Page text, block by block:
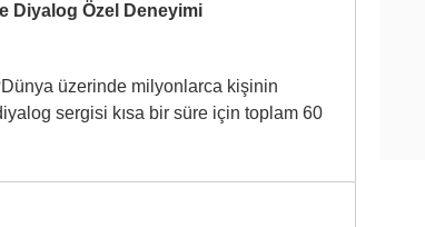
Diyalog Özel Deneyimi
üzerinde milyonlarca kişinin
sergisi kısa bir süre için toplam 60